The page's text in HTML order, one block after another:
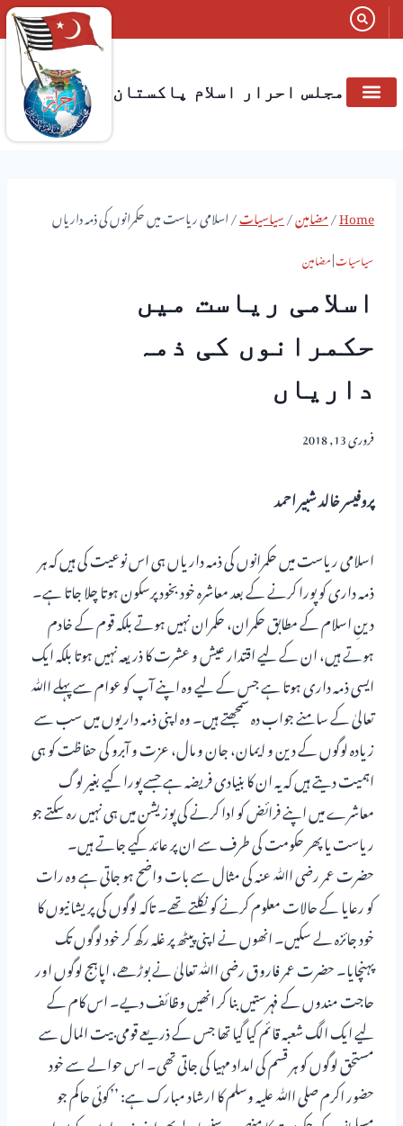
مجلس احرار اسلام پاکستان
Home
/مضامین/سیاسیات/اسلامی ریاست میں حکمرانوں کی ذمہ داریاں
سیاسیات|مضامین
اسلامی ریاست میں
حکمرانوں کی ذمہ
داریاں
فروری 13, 2018
پروفیسر خالد شبیر احمد
اسلامی ریاست میں حکمرانوں کی ذمہ داریاں ہی اس نوعیت کی ہیں کہ ہر
ذمہ داری کو پورا کرنے کے بعد معاشرہ خود بخود پرسکون ہوتا چلا جاتا ہے۔
دینِ اسلام کے مطابق حکمران، حکمران نہیں ہوتے بلکہ قوم کے خادم
ہوتے ہیں، ان کے لیے اقتدار عیش و عشرت کا ذریعہ نہیں ہوتا بلکہ ایک
ایسی ذمہ داری ہوتا ہے جس کے لیے وہ اپنے آپ کو عوام سے پہلے اﷲ
تعالیٰ کے سامنے جواب دہ سمجھتے ہیں۔ وہ اپنی ذمہ داریوں میں سب سے
زیادہ لوگوں کے دین و ایمان، جان و مال، عزت و آبرو کی حفاظت کو ہی
اہمیت دیتے ہیں کہ یہ ان کا بنیادی فریضہ ہے جسے پورا کیے بغیر لوگ
معاشرے میں اپنے فرائض کو ادا کرنے کی پوزیشن میں ہی نہیں رہ سکتے جو
ریاست یا پھر حکومت کی طرف سے ان پر عائد کیے جاتے ہیں۔
حضرت عمر رضی اﷲ عنہ کی مثال سے بات واضح ہو جاتی ہے وہ رات
کو رعایا کے حالات معلوم کرنے کو نکلتے تھے۔ تاکہ لوگوں کی پریشانیوں کا
خود جائزہ لے سکیں۔ انھوں نے اپنی پیٹھ پر غلہ رکھ کر خود لوگوں تک
پہنچایا۔ حضرت عمر فاروق رضی اﷲ تعالیٰ نے بوڑھے، اپاہج لوگوں اور
حاجت مندوں کے فہرستیں بنا کر انھیں وظائف دیے۔ اس کام کے
لیے ایک الگ شعبہ قائم کیا گیا تھا جس کے ذریعے قومی بیت المال سے
مستحق لوگوں کو ہر قسم کی امداد مہیا کی جاتی تھی۔ اس حوالے سے خود
حضور اکرم صلی اﷲ علیہ وسلم کا ارشاد مبارک ہے: ’’کوئی حاکم جو